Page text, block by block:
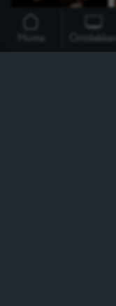
Home Ontdekken